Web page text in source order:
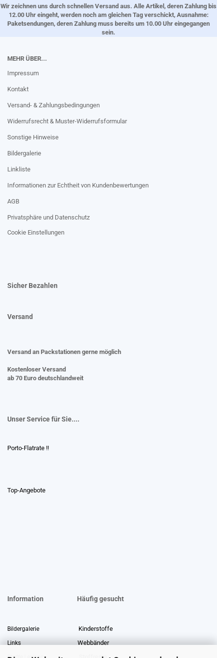
Wir zeichnen uns durch schnellen Versand aus. Alle Artikel, deren Zahlung bis
12.00 Uhr eingeht, werden noch am gleichen Tag verschickt, Ausnahme:
Paketsendungen, deren Zahlung muss bereits um 10.00 Uhr eingegangen
sein.
MEHR ÜBER...
Impressum
Kontakt
Versand- & Zahlungsbedingungen
Widerrufsrecht & Muster-Widerrufsformular
Sonstige Hinweise
Bildergalerie
Linkliste
Informationen zur Echtheit von Kundenbewertungen
AGB
Privatsphäre und Datenschutz
Cookie Einstellungen
Sicher Bezahlen
Versand
Versand an Packstationen gerne möglich
Kostenloser Versand
ab 70 Euro deutschlandweit
Unser Service für Sie....
Porto-Flatrate !!
Top-Angebote
Information Häufig gesucht
Bildergalerie Kinderstoffe
Links Webbänder